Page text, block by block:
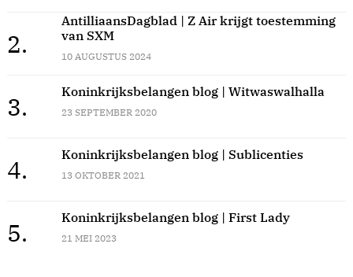
2.
AntilliaansDagblad | Z Air krijgt toestemming
van SXM
10 AUGUSTUS 2024
3.
Koninkrijksbelangen blog | Witwaswalhalla
23 SEPTEMBER 2020
4.
Koninkrijksbelangen blog | Sublicenties
13 OKTOBER 2021
5.
Koninkrijksbelangen blog | First Lady
21 MEI 2023